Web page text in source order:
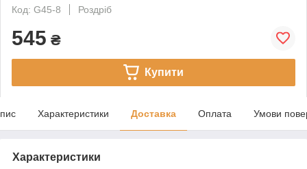
Код: G45-8
Роздріб
545 ₴
Купити
Характеристики Доставка Оплата Умови
Характеристики